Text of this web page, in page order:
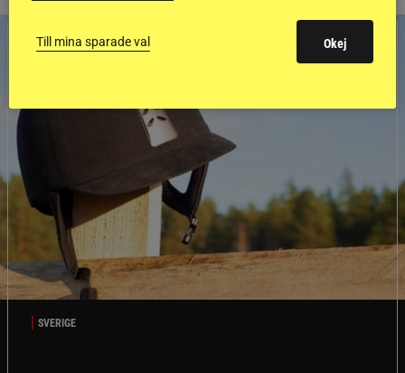
SVERIGE
Till mina sparade val Okej